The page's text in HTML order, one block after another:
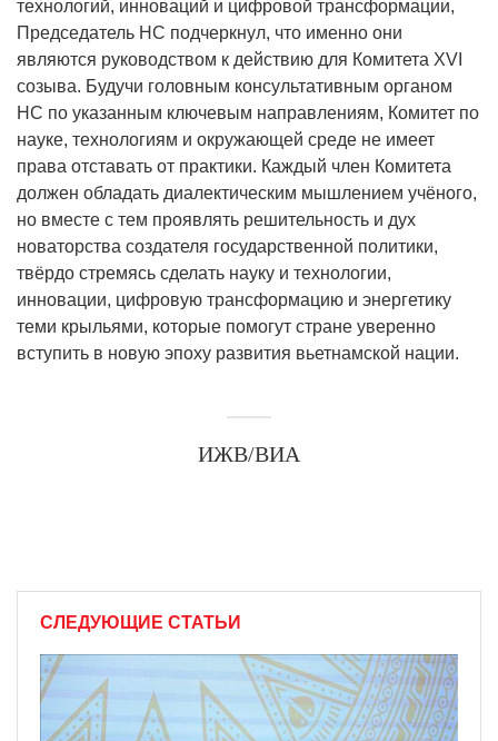
технологий, инноваций и цифровой трансформации,
Председатель НС подчеркнул, что именно они
являются руководством к действию для Комитета XVI
созыва. Будучи головным консультативным органом
НС по указанным ключевым направлениям, Комитет по
науке, технологиям и окружающей среде не имеет
права отставать от практики. Каждый член Комитета
должен обладать диалектическим мышлением учёного,
но вместе с тем проявлять решительность и дух
новаторства создателя государственной политики,
твёрдо стремясь сделать науку и технологии,
инновации, цифровую трансформацию и энергетику
теми крыльями, которые помогут стране уверенно
вступить в новую эпоху развития вьетнамской нации.
ИЖВ/ВИА
СЛЕДУЮЩИЕ СТАТЬИ